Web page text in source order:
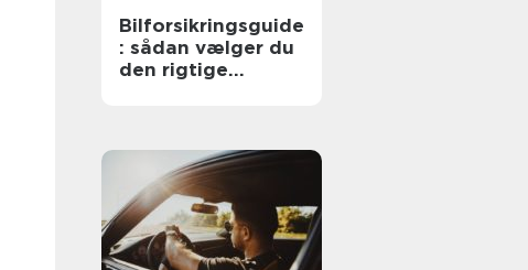
Bilforsikringsguide
: sådan vælger du
den rigtige